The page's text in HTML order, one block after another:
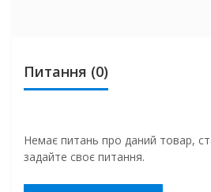
Питання (0)
Немає питань про даний товар,
задайте своє питання.